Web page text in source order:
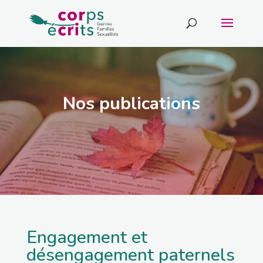
Nos publications
Engagement et
désengagement paternels